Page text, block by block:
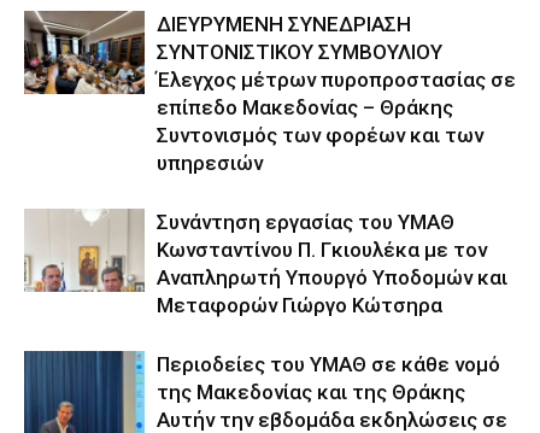
ΔΙΕΥΡΥΜΕΝΗ ΣΥΝΕΔΡΙΑΣΗ
ΣΥΝΤΟΝΙΣΤΙΚΟΥ ΣΥΜΒΟΥΛΙΟΥ
Έλεγχος μέτρων πυροπροστασίας σε
επίπεδο Μακεδονίας – Θράκης
Συντονισμός των φορέων και των
υπηρεσιών
Συνάντηση εργασίας του ΥΜΑΘ
Κωνσταντίνου Π. Γκιουλέκα με τον
Αναπληρωτή Υπουργό Υποδομών και
Μεταφορών Γιώργο Κώτσηρα
Περιοδείες του ΥΜΑΘ σε κάθε νομό
της Μακεδονίας και της Θράκης
Αυτήν την εβδομάδα εκδηλώσεις σε